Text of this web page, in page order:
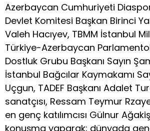
Azerbaycan Cumhuriyeti
Devlet Komitesi Başkan Birinci
Valeh Hacıyev, TBMM İstanbul
Türkiye-Azerbaycan
Dostluk Grubu Başkanı Sayın
İstanbul Bağcılar Kaymakamı
Uçgun, TADEF Başkanı Adalet
sanatçısı, Ressam Teymur
en genç katılımcısı Gülnur
konuşma yaparak; dünyada